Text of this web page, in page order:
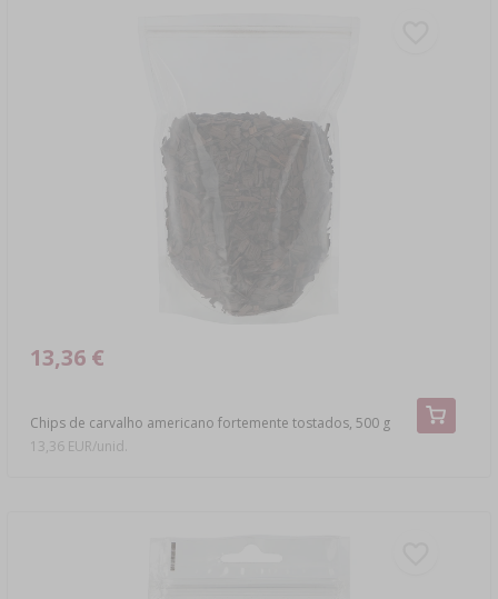
Chips de carvalho americano fortemente tostados, 500 g
13,36 €
13,36 EUR/unid.